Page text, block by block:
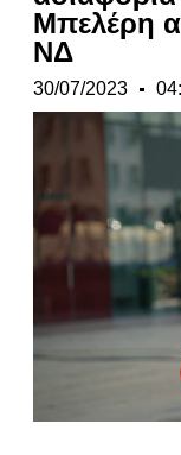
Μπελέρη
ΝΔ
30/07/2023